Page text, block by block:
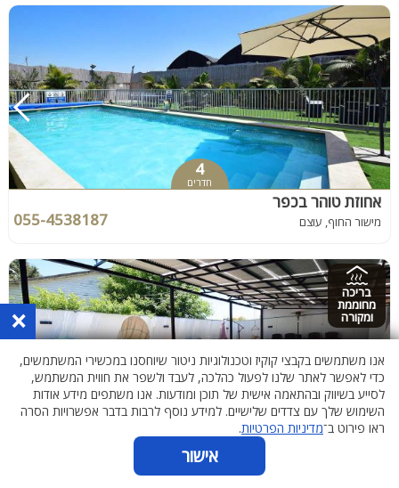
4
חדרים
אחוזת טוהר בכפר
מישור החוף, עוצם 055-4538187
בריכה
מחוממת
ומקורה
8
חדרים
×
אנו משתמשים בקבצי קוקיז וטכנולוגיות ניטור שיוחסנו במכשירי המשתמשים,
כדי לאפשר לאתר שלנו לפעול כהלכה, לעבד ולשפר את חווית המשתמש,
לסייע בשיווק ובהתאמה אישית של תוכן ומודעות. אנו משתפים מידע אודות
השימוש שלך עם צדדים שלישיים. למידע נוסף לרבות בדבר אפשרויות הסרה
ראו פירוט ב־מדיניות הפרטיות.
אישור